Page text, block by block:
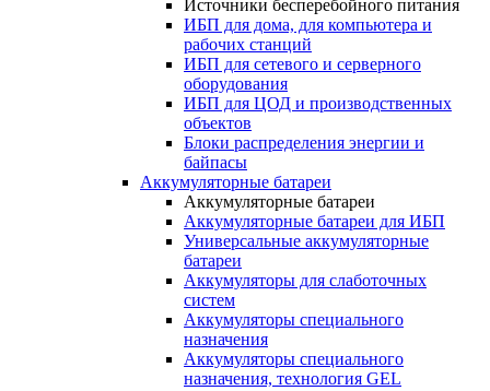
Источники бесперебойного питания
ИБП для дома, для компьютера и
рабочих станций
ИБП для сетевого и серверного
оборудования
ИБП для ЦОД и производственных
объектов
Блоки распределения энергии и
байпасы
Аккумуляторные батареи
Аккумуляторные батареи
Аккумуляторные батареи для ИБП
Универсальные аккумуляторные
батареи
Аккумуляторы для слаботочных
систем
Аккумуляторы специального
назначения
Аккумуляторы специального
назначения, технология GEL